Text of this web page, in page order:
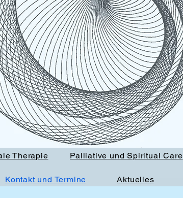
Therapie Palliative und Spiritual Care
Kontakt und Termine Aktuelles